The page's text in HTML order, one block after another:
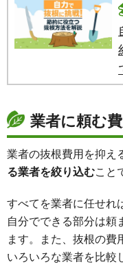
業者に頼む
業者の抜根費用を抑え
る業者を絞り込むこと
すべてを業者に任せれ
自分でできる部分は頼
ます。また、抜根の費
いろいろな業者を比較